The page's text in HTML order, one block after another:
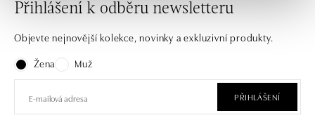
Přihlášení k odběru newsletteru
Objevte nejnovější kolekce, novinky a exkluzivní produkty.
Žena
Muž
PŘIHLÁŠENÍ